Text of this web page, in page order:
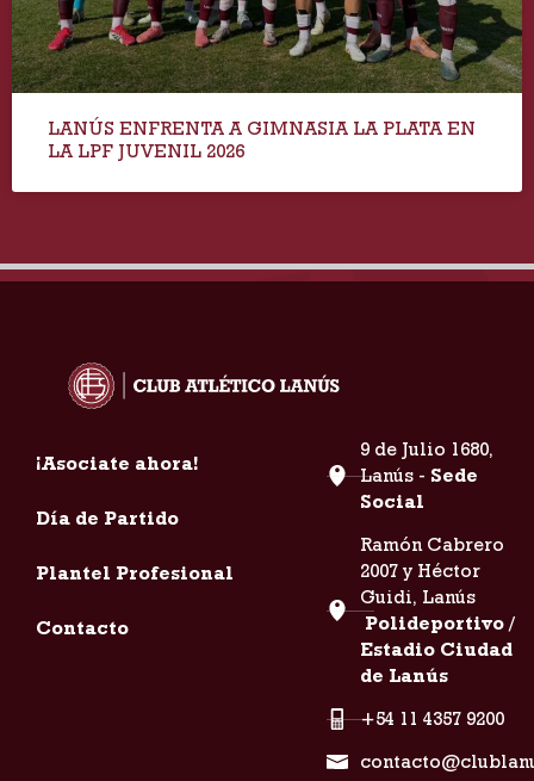
LANÚS ENFRENTA A GIMNASIA LA PLATA EN
LA LPF JUVENIL 2026
¡Asociate ahora!
Día de Partido
Plantel Profesional
Contacto
9 de Julio 1680,
Lanús - Sede
Social
Ramón Cabrero
2007 y Héctor
Guidi, Lanús
Polideportivo /
Estadio Ciudad
de Lanús
+54 11 4357 9200